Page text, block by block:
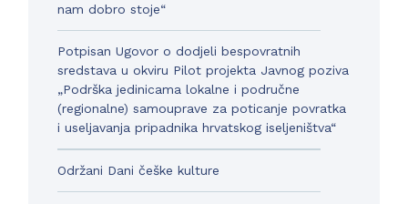
nam dobro stoje“
Potpisan Ugovor o dodjeli bespovratnih
sredstava u okviru Pilot projekta Javnog poziva
„Podrška jedinicama lokalne i područne
(regionalne) samouprave za poticanje povratka
i useljavanja pripadnika hrvatskog iseljeništva“
Održani Dani češke kulture